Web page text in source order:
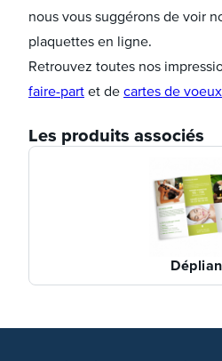
nous vous suggérons de voir
plaquettes en ligne.
Retrouvez toutes nos
faire-part et de cartes de voeux
Les produits associés